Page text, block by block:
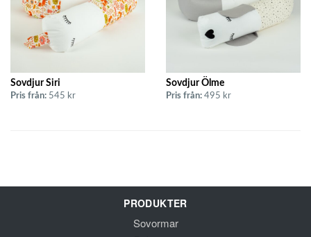
Sovdjur Siri
Pris från: 545 kr
Sovdjur Ölme
Pris från: 495 kr
PRODUKTER
Sovormar